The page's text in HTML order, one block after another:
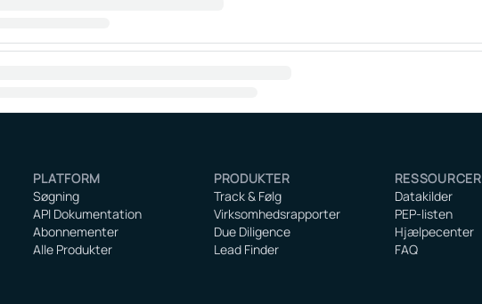
PLATFORM
Søgning
API Dokumentation
Abonnementer
Alle Produkter
PRODUKTER
Track & Følg
Virksomhedsrapporter
Due Diligence
Lead Finder
RESSOURCER
Datakilder
PEP-listen
Hjælpecenter
FAQ